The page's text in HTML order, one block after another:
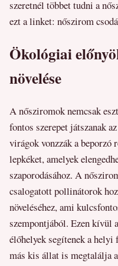
szeretnél többet tudni a
ezt a linket: nőszirom
Ökológiai
növelése
A nősziromok nemcsak
fontos szerepet játszanak
virágok vonzzák a beporzó
lepkéket, amelyek
szaporodásához. A
csalogatott pollinátorok
növeléséhez, ami
szempontjából. Ezen kívül
élőhelyek segítenek a helyi
más kis állat is megtalálja